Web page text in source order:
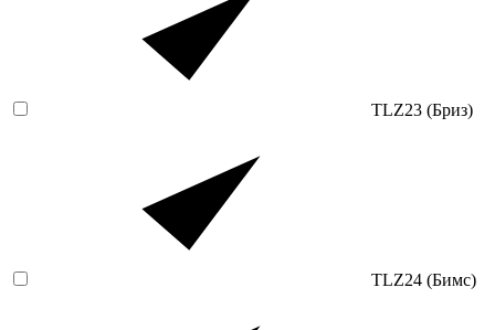
TLZ23 (Бриз)
TLZ24 (Бимс)